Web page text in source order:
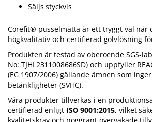
Säljs styckvis
Corefit® pusselmatta är ett tryggt val när
högkvalitativ och certifierad golvlösning
Produkten är testad av oberoende SGS-
No: TJHL2311008686SD) och uppfyller
(EG 1907/2006) gällande ämnen som
betänkligheter (SVHC).
Våra produkter tillverkas i en
certifierad enligt ISO 9001:2015, vilket